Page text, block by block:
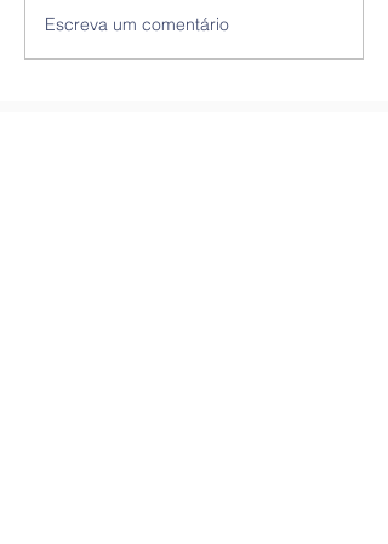
Escreva um comentário